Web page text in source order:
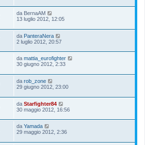
da BernaAM
13 luglio 2012, 12:05
da PanteraNera
2 luglio 2012, 20:57
da mattia_eurofighter
30 giugno 2012, 2:33
da rob_zone
29 giugno 2012, 23:00
da Starfighter84
30 maggio 2012, 16:56
da Yamada
29 maggio 2012, 2:36